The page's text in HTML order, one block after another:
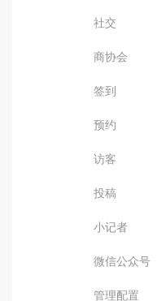
社交
商协会
签到
预约
访客
投稿
小记者
微信公众号
管理配置